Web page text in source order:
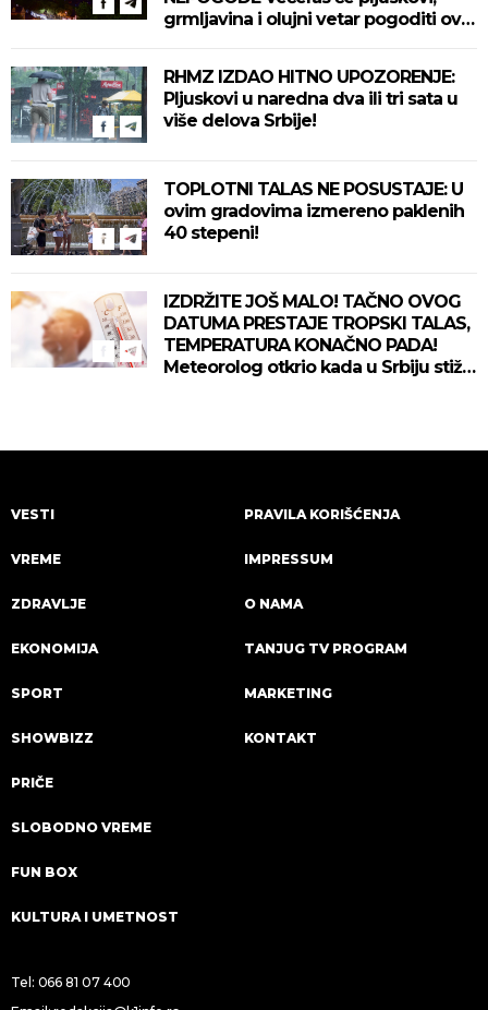
grmljavina i olujni vetar pogoditi ove
RHMZ IZDAO HITNO UPOZORENJE:
Pljuskovi u naredna dva ili tri sata u
više delova Srbije!
TOPLOTNI TALAS NE POSUSTAJE: U
ovim gradovima izmereno paklenih
40 stepeni!
IZDRŽITE JOŠ MALO! TAČNO OVOG
DATUMA PRESTAJE TROPSKI TALAS,
TEMPERATURA KONAČNO PADA!
Meteorolog otkrio kada u Srbiju stiže
VESTI
VREME
ZDRAVLJE
EKONOMIJA
SPORT
SHOWBIZZ
PRIČE
SLOBODNO VREME
FUN BOX
KULTURA I UMETNOST
PRAVILA KORIŠĆENJA
IMPRESSUM
O NAMA
TANJUG TV PROGRAM
MARKETING
KONTAKT
Tel: 066 81 07 400